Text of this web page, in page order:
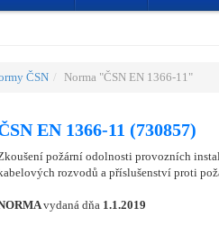
ČSN Norma "ČSN EN 1366-11"
EN 1366-11 (730857)
požární odolnosti provozních
rozvodů a příslušenství proti
vydaná dňa 1.1.2019